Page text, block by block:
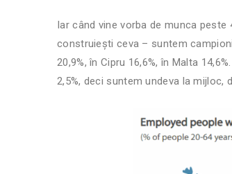
Iar când vine vorba de munca
construiești ceva – suntem
20,9%, în Cipru 16,6%, în Malta
2,5%, deci suntem undeva la mijloc,